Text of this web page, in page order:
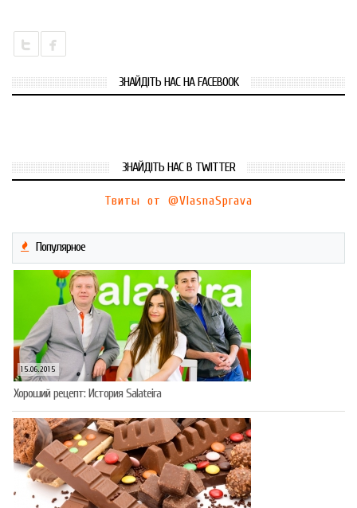
ЗНАЙДІТЬ НАС НА FACEBOOK
ЗНАЙДІТЬ НАС В TWITTER
Твиты от @VlasnaSprava
Популярное
15.06.2015
Хороший рецепт: История Salateira